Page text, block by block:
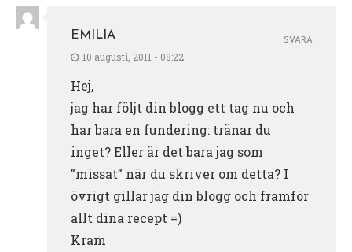
EMILIA
10 augusti, 2011 - 08:22
Hej,
jag har följt din blogg ett tag nu och
har bara en fundering: tränar du
inget? Eller är det bara jag som
”missat” när du skriver om detta? I
övrigt gillar jag din blogg och framför
allt dina recept =)
Kram
SVARA